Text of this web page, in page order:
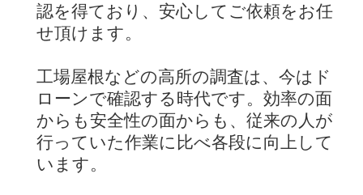
認を得ており、安心してご依頼をお任
せ頂けます。
工場屋根などの高所の調査は、今はド
ローンで確認する時代です。効率の面
からも安全性の面からも、従来の人が
行っていた作業に比べ各段に向上して
います。